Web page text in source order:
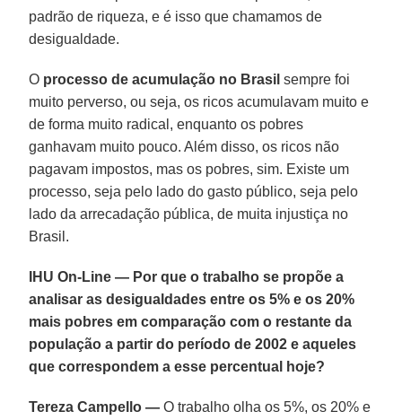
padrão de riqueza, e é isso que chamamos de
desigualdade.
O processo de acumulação no Brasil sempre foi
muito perverso, ou seja, os ricos acumulavam muito e
de forma muito radical, enquanto os pobres
ganhavam muito pouco. Além disso, os ricos não
pagavam impostos, mas os pobres, sim. Existe um
processo, seja pelo lado do gasto público, seja pelo
lado da arrecadação pública, de muita injustiça no
Brasil.
IHU On-Line — Por que o trabalho se propõe a
analisar as desigualdades entre os 5% e os 20%
mais pobres em comparação com o restante da
população a partir do período de 2002 e aqueles
que correspondem a esse percentual hoje?
Tereza Campello — O trabalho olha os 5%, os 20% e